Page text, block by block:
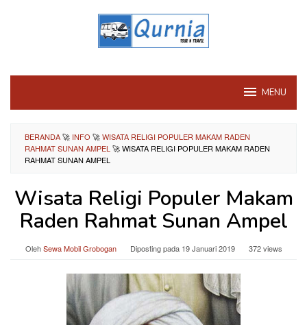
MENU
BERANDA🚀 INFO 🚀WISATA RELIGI POPULER MAKAM RADEN
RAHMAT SUNAN AMPEL 🚀WISATA RELIGI POPULER MAKAM RADEN
RAHMAT SUNAN AMPEL
Wisata Religi Populer Makam
Raden Rahmat Sunan Ampel
OlehSewa Mobil Grobogan Diposting pada 19 Januari 2019 372 views